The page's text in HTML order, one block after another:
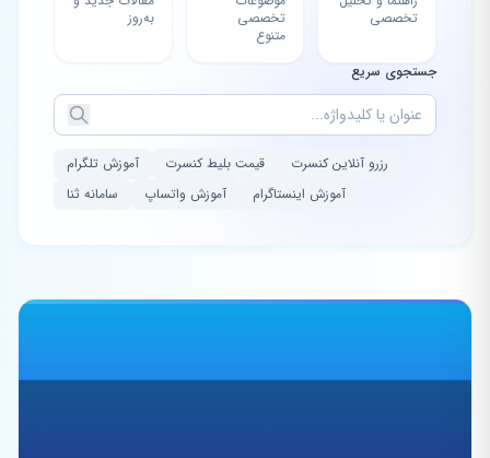
تخصصی
تخصصی
متنوع
به‌روز
جستجوی سریع
رزرو آنلاین کنسرت قیمت بلیط کنسرت
آموزش تلگرام
آموزش اینستاگرام
آموزش واتساپ سامانه ثنا